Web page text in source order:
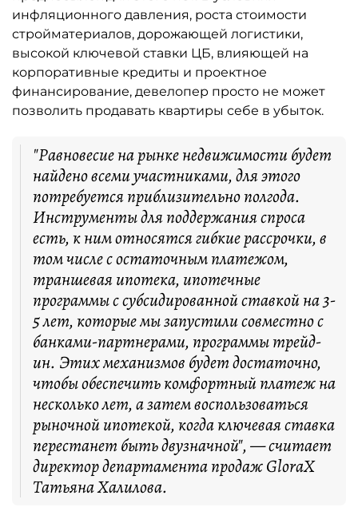
инфляционного давления, роста стоимости
стройматериалов, дорожающей логистики,
высокой ключевой ставки ЦБ, влияющей на
корпоративные кредиты и проектное
финансирование, девелопер просто не может
позволить продавать квартиры себе в убыток.
"Равновесие на рынке недвижимости будет
найдено всеми участниками, для этого
потребуется приблизительно полгода.
Инструменты для поддержания спроса
есть, к ним относятся гибкие рассрочки, в
том числе с остаточным платежом,
траншевая ипотека, ипотечные
программы с субсидированной ставкой на 3-
5 лет, которые мы запустили совместно с
банками-партнерами, программы трейд-
ин. Этих механизмов будет достаточно,
чтобы обеспечить комфортный платеж на
несколько лет, а затем воспользоваться
рыночной ипотекой, когда ключевая ставка
перестанет быть двузначной", — считает
директор департамента продаж GloraX
Татьяна Халилова.